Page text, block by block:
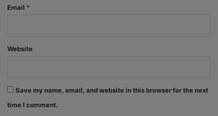
Email *
Website
Save my name, email, and website in this browser for the next
time I comment.